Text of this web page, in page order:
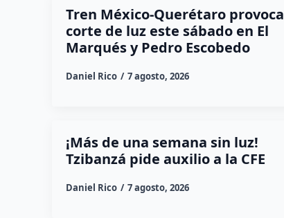
Tren México-Querétaro provoca
corte de luz este sábado en El
Marqués y Pedro Escobedo
Daniel Rico 7 agosto, 2026
¡Más de una semana sin luz!
Tzibanzá pide auxilio a la CFE
Daniel Rico 7 agosto, 2026